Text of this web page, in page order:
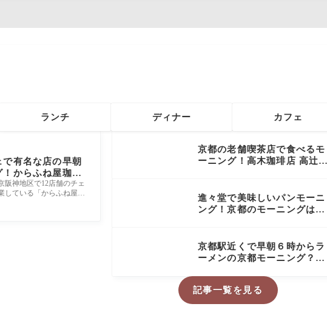
ランチ ディナー カフェ
で有名な店の早朝
！からふね屋珈琲
阪神地区で12店舗のチェ
している「からふね屋珈
ェクリエイターが考案し
京都の老舗喫茶店で食べるモ
ーニング！高木珈琲店 高辻本
進々堂で美味しいパンモーニ
ング！京都のモーニングはパ
京都駅近くで早朝６時からラ
ーメンの京都モーニング？
記事一覧を見る